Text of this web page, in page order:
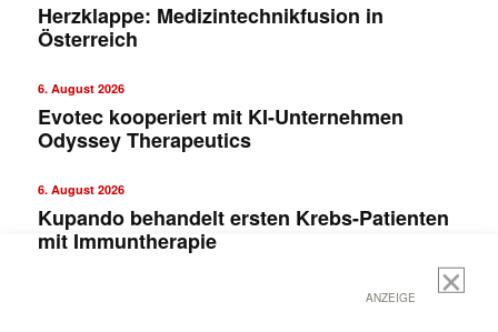
Herzklappe: Medizintechnikfusion in
Österreich
6. August 2026
Evotec kooperiert mit KI-Unternehmen
Odyssey Therapeutics
6. August 2026
Kupando behandelt ersten Krebs-Patienten
mit Immuntherapie
ANZEIGE